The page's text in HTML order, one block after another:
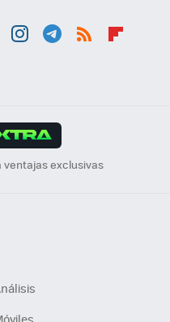
ventajas exclusivas